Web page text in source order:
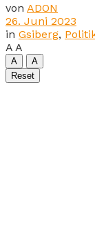
von ADON
26. Juni 2023
in Gsiberg,
A A
A
A
Reset